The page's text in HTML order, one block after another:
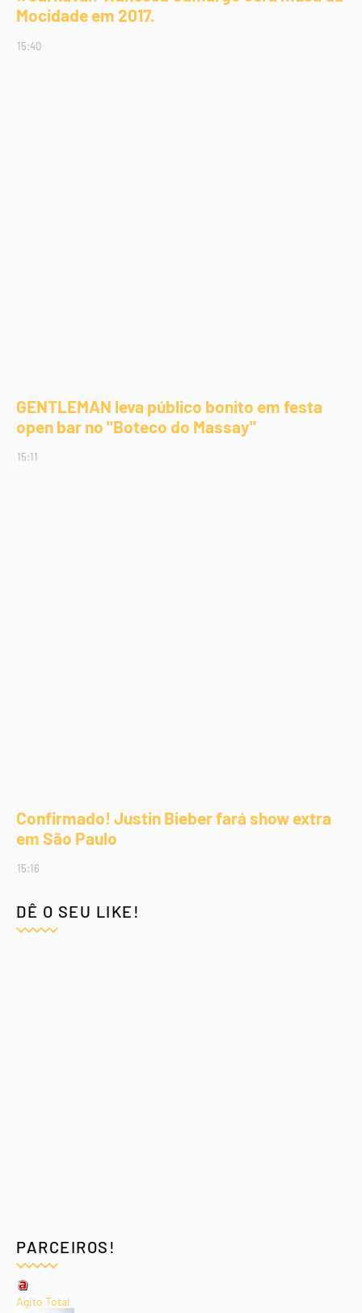
Mocidade em 2017.
15:40
GENTLEMAN leva público bonito em festa
open bar no "Boteco do Massay"
15:11
Confirmado! Justin Bieber fará show extra
em São Paulo
15:16
DÊ O SEU LIKE!
PARCEIROS!
Agito Total